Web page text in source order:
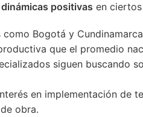
dinámicas positivas en
como Bogotá y
que el promedio
siguen buscando
en implementación de
obra.